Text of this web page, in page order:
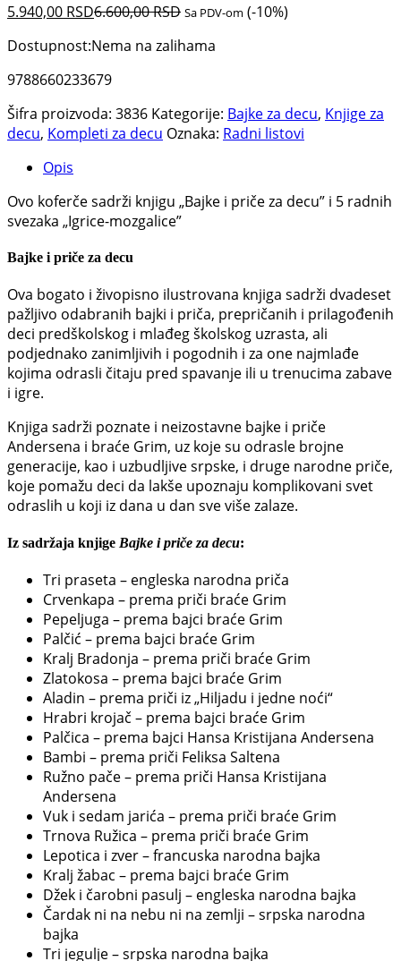
5.940,00 RSD6.600,00RSD Sa PDV-om (-10%)
Dostupnost:Nema na zalihama
9788660233679
Šifra proizvoda: 3836 Kategorije: Bajke za decu, Knjige za
decu, Kompleti za decu Oznaka: Radni listovi
Opis
Ovo koferče sadrži knjigu „Bajke i priče za decu” i 5 radnih
svezaka „Igrice-mozgalice”
Bajke i priče za decu
Ova bogato i živopisno ilustrovana knjiga sadrži dvadeset
pažljivo odabranih bajki i priča, prepričanih i prilagođenih
deci predškolskog i mlađeg školskog uzrasta, ali
podjednako zanimljivih i pogodnih i za one najmlađe
kojima odrasli čitaju pred spavanje ili u trenucima zabave
i igre.
Knjiga sadrži poznate i neizostavne bajke i priče
Andersena i braće Grim, uz koje su odrasle brojne
generacije, kao i uzbudljive srpske, i druge narodne priče,
koje pomažu deci da lakše upoznaju komplikovani svet
odraslih u koji iz dana u dan sve više zalaze.
Iz sadržaja knjige Bajke i priče za decu:
Tri praseta – engleska narodna priča
Crvenkapa – prema priči braće Grim
Pepeljuga – prema bajci braće Grim
Palčić – prema bajci braće Grim
Kralj Bradonja – prema priči braće Grim
Zlatokosa – prema bajci braće Grim
Aladin – prema priči iz „Hiljadu i jedne noći“
Hrabri krojač – prema bajci braće Grim
Palčica – prema bajci Hansa Kristijana Andersena
Bambi – prema priči Feliksa Saltena
Ružno pače – prema priči Hansa Kristijana
Andersena
Vuk i sedam jarića – prema priči braće Grim
Trnova Ružica – prema priči braće Grim
Lepotica i zver – francuska narodna bajka
Kralj žabac – prema bajci braće Grim
Džek i čarobni pasulj – engleska narodna bajka
Čardak ni na nebu ni na zemlji – srpska narodna
bajka
Tri jegulje – srpska narodna bajka